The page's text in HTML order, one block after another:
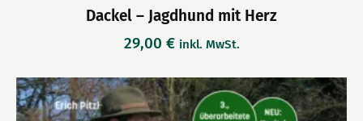
Dackel – Jagdhund mit Herz
29,00 € inkl. MwSt.